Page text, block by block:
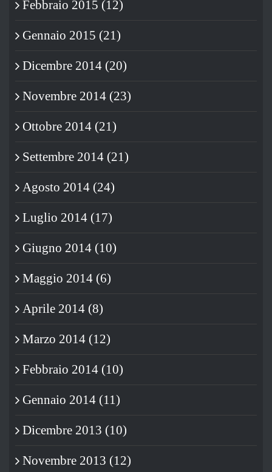
Febbraio 2015 (12)
Gennaio 2015 (21)
Dicembre 2014 (20)
Novembre 2014 (23)
Ottobre 2014 (21)
Settembre 2014 (21)
Agosto 2014 (24)
Luglio 2014 (17)
Giugno 2014 (10)
Maggio 2014 (6)
Aprile 2014 (8)
Marzo 2014 (12)
Febbraio 2014 (10)
Gennaio 2014 (11)
Dicembre 2013 (10)
Novembre 2013 (12)